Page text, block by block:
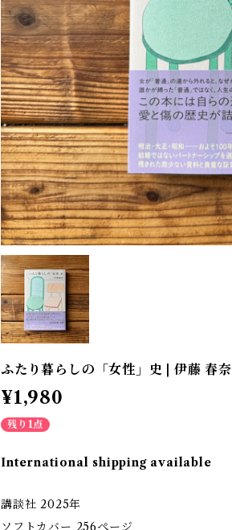
ふたり暮らしの「女性」史 | 伊藤 春奈
¥1,980
残り1点
International shipping available
講談社 2025年
ソフトカバー 256ぺージ